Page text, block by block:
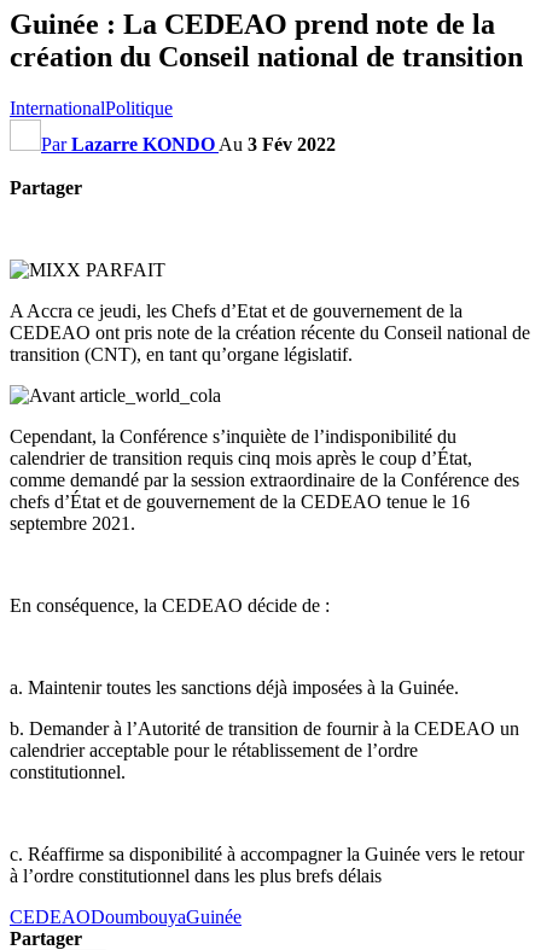
Guinée : La CEDEAO prend note de la
création du Conseil national de transition
InternationalPolitique
ParLazarre KONDO Au 3 Fév 2022
Partager
A Accra ce jeudi, les Chefs d’Etat et de gouvernement de la
CEDEAO ont pris note de la création récente du Conseil national de
transition (CNT), en tant qu’organe législatif.
Cependant, la Conférence s’inquiète de l’indisponibilité du
calendrier de transition requis cinq mois après le coup d’État,
comme demandé par la session extraordinaire de la Conférence des
chefs d’État et de gouvernement de la CEDEAO tenue le 16
septembre 2021.
En conséquence, la CEDEAO décide de :
a. Maintenir toutes les sanctions déjà imposées à la Guinée.
b. Demander à l’Autorité de transition de fournir à la CEDEAO un
calendrier acceptable pour le rétablissement de l’ordre
constitutionnel.
c. Réaffirme sa disponibilité à accompagner la Guinée vers le retour
à l’ordre constitutionnel dans les plus brefs délais
CEDEAODoumbouyaGuinée
Partager